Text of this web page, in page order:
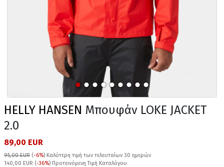
HELLY HANSEN Μπουφάν LOKE JACKET
2.0
89,00 EUR
95,00 EUR (-6%) Καλύτερη τιμή των τελευταίων 30 ημερών
140,00 EUR (-36%) Προτεινόμενη Τιμή Καταλόγου